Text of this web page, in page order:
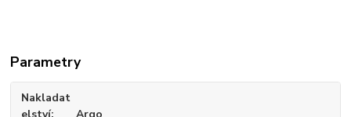
Parametry
Nakladat